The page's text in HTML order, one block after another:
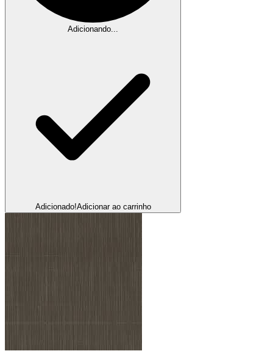
Adicionando...
Adicionado!Adicionar ao carrinho